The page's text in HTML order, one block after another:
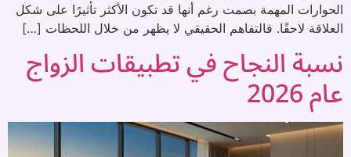
الحوارات المهمة بصمت رغم أنها قد تكون الأكثر تأثيرًا على شكل
العلاقة لاحقًا. فالتفاهم الحقيقي لا يظهر من خلال اللحظات […]
نسبة النجاح في تطبيقات الزواج
عام 2026